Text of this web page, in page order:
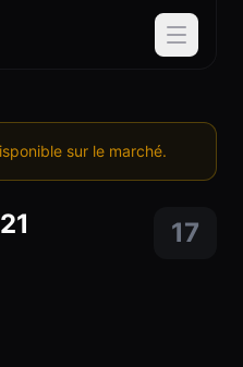
sur le marché.
17